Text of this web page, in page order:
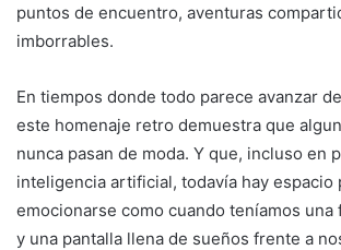
puntos de encuentro, aventuras
imborrables.
En tiempos donde todo parece avanzar
este homenaje retro demuestra que
nunca pasan de moda. Y que, incluso en
inteligencia artificial, todavía hay espacio
emocionarse como cuando teníamos una
y una pantalla llena de sueños frente a